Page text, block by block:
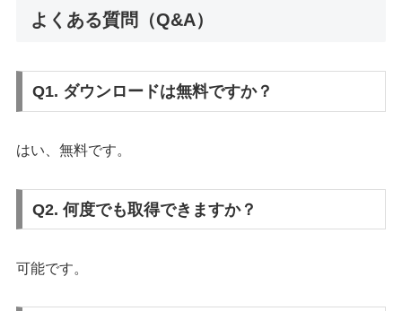
よくある質問（Q&A）
Q1. ダウンロードは無料ですか？
はい、無料です。
Q2. 何度でも取得できますか？
可能です。